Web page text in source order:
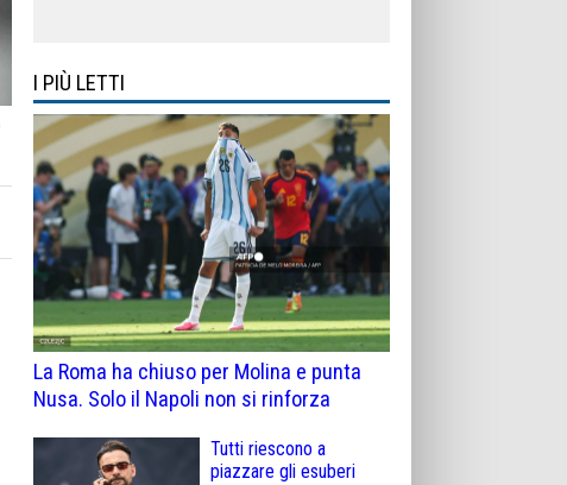
I PIÙ LETTI
La Roma ha chiuso per Molina e punta
Nusa. Solo il Napoli non si rinforza
Tutti riescono a
piazzare gli esuberi